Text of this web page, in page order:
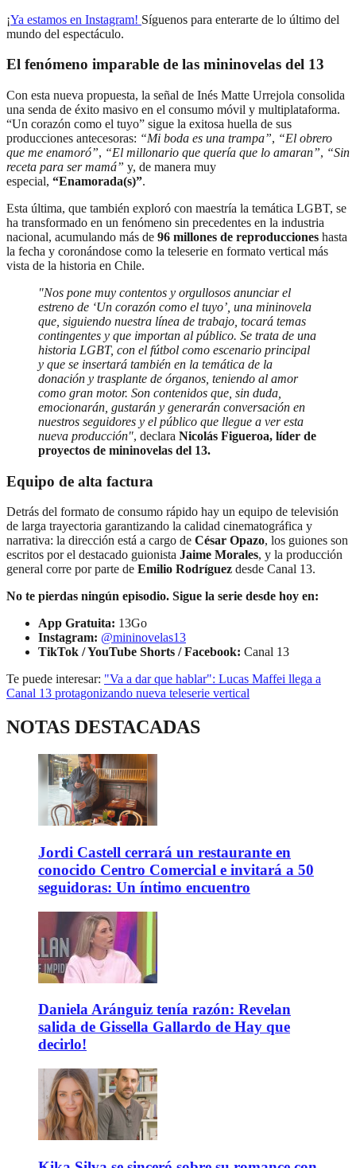
¡Ya estamos en Instagram! Síguenos para enterarte de lo último del
mundo del espectáculo.
El fenómeno imparable de las mininovelas del 13
Con esta nueva propuesta, la señal de Inés Matte Urrejola consolida
una senda de éxito masivo en el consumo móvil y multiplataforma.
“Un corazón como el tuyo” sigue la exitosa huella de sus
producciones antecesoras: “Mi boda es una trampa”, “El obrero
que me enamoró”, “El millonario que quería que lo amaran”, “Sin
receta para ser mamá” y, de manera muy
especial, “Enamorada(s)”.
Esta última, que también exploró con maestría la temática LGBT, se
ha transformado en un fenómeno sin precedentes en la industria
nacional, acumulando más de 96 millones de reproducciones hasta
la fecha y coronándose como la teleserie en formato vertical más
vista de la historia en Chile.
"Nos pone muy contentos y orgullosos anunciar el
estreno de ‘Un corazón como el tuyo’, una mininovela
que, siguiendo nuestra línea de trabajo, tocará temas
contingentes y que importan al público. Se trata de una
historia LGBT, con el fútbol como escenario principal
y que se insertará también en la temática de la
donación y trasplante de órganos, teniendo al amor
como gran motor. Son contenidos que, sin duda,
emocionarán, gustarán y generarán conversación en
nuestros seguidores y el público que llegue a ver esta
nueva producción", declara Nicolás Figueroa, líder de
proyectos de mininovelas del 13.
Equipo de alta factura
Detrás del formato de consumo rápido hay un equipo de televisión
de larga trayectoria garantizando la calidad cinematográfica y
narrativa: la dirección está a cargo de César Opazo, los guiones son
escritos por el destacado guionista Jaime Morales, y la producción
general corre por parte de Emilio Rodríguez desde Canal 13.
No te pierdas ningún episodio. Sigue la serie desde hoy en:
App Gratuita: 13Go
Instagram: @mininovelas13
TikTok / YouTube Shorts / Facebook: Canal 13
Te puede interesar: "Va a dar que hablar": Lucas Maffei llega a
Canal 13 protagonizando nueva teleserie vertical
NOTAS DESTACADAS
Jordi Castell cerrará un restaurante en
conocido Centro Comercial e invitará a 50
seguidoras: Un íntimo encuentro
Daniela Aránguiz tenía razón: Revelan
salida de Gissella Gallardo de Hay que
decirlo!